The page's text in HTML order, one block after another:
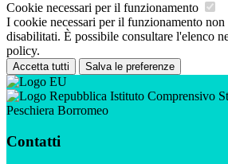
Cookie necessari per il funzionamento
I cookie necessari per il funzionamento non
disabilitati. È possibile consultare l'elenco
policy.
Accetta tutti Salva le preferenze
Istituto Comprensivo
Peschiera Borromeo
Contatti